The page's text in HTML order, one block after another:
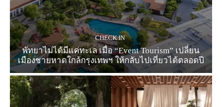
CHECK IN
พัทยาไม่ได้มีแค่ทะเล เมื่อ “Event Tourism” เปลี่ยน
เมืองชายหาดใกล้กรุงเทพฯ ให้กลับไปเที่ยวได้ตลอดปี